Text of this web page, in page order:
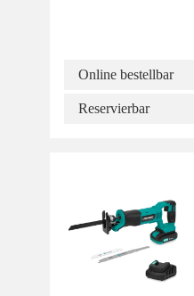
Online bestellbar
Reservierbar